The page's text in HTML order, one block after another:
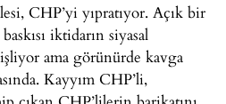
CHP’yi yıpratıyor. Açık bir
iktidarın siyasal
ama görünürde kavga
Kayyım CHP’li,